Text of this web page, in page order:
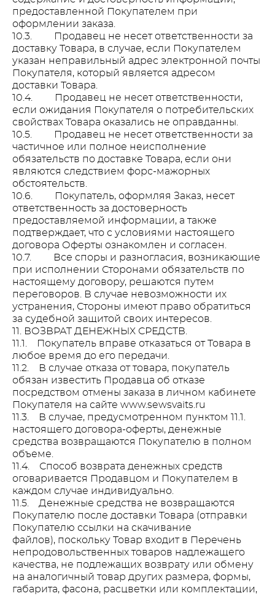
предоставленной Покупателем при
оформлении заказа.
10.3. Продавец не несет ответственности за
доставку Товара, в случае, если Покупателем
указан неправильный адрес электронной почты
Покупателя, который является адресом
доставки Товара.
10.4. Продавец не несет ответственности,
если ожидания Покупателя о потребительских
свойствах Товара оказались не оправданны.
10.5. Продавец не несет ответственности за
частичное или полное неисполнение
обязательств по доставке Товара, если они
являются следствием форс-мажорных
обстоятельств.
10.6. Покупатель, оформляя Заказ, несет
ответственность за достоверность
предоставляемой информации, а также
подтверждает, что с условиями настоящего
договора Оферты ознакомлен и согласен.
10.7. Все споры и разногласия, возникающие
при исполнении Сторонами обязательств по
настоящему договору, решаются путем
переговоров. В случае невозможности их
устранения, Стороны имеют право обратиться
за судебной защитой своих интересов.
11. ВОЗВРАТ ДЕНЕЖНЫХ СРЕДСТВ.
11.1. Покупатель вправе отказаться от Товара в
любое время до его передачи.
11.2. В случае отказа от товара, покупатель
обязан известить Продавца об отказе
посредством отмены заказа в личном кабинете
Покупателя на сайте www.sewsvaits.ru
11.3. В случае, предусмотренном пунктом 11.1.
настоящего договора-оферты, денежные
средства возвращаются Покупателю в полном
объеме.
11.4. Способ возврата денежных средств
оговаривается Продавцом и Покупателем в
каждом случае индивидуально.
11.5. Денежные средства не возвращаются
Покупателю после доставки Товара (отправки
Покупателю ссылки на скачивание
файлов), поскольку Товар входит в Перечень
непродовольственных товаров надлежащего
качества, не подлежащих возврату или обмену
на аналогичный товар других размера, формы,
габарита, фасона, расцветки или комплектации,